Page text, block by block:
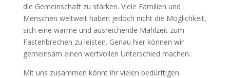
die Gemeinschaft zu stärken. Viele Familien und
Menschen weltweit haben jedoch nicht die Möglichkeit,
sich eine warme und ausreichende Mahlzeit zum
Fastenbrechen zu leisten. Genau hier können wir
gemeinsam einen wertvollen Unterschied machen.
Mit uns zusammen könnt ihr vielen bedürftigen